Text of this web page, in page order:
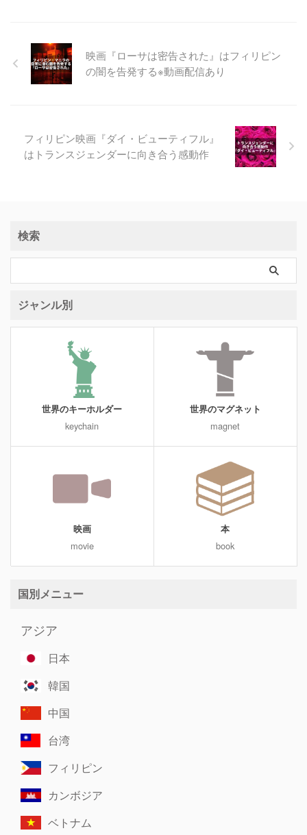
映画『ローサは密告された』はフィリピン
の闇を告発する※動画配信あり
フィリピン映画『ダイ・ビューティフル』
はトランスジェンダーに向き合う感動作
検索
ジャンル別
世界のキーホルダー
keychain
世界のマグネット
magnet
映画
movie
本
book
国別メニュー
アジア
日本
韓国
中国
台湾
フィリピン
カンボジア
ベトナム